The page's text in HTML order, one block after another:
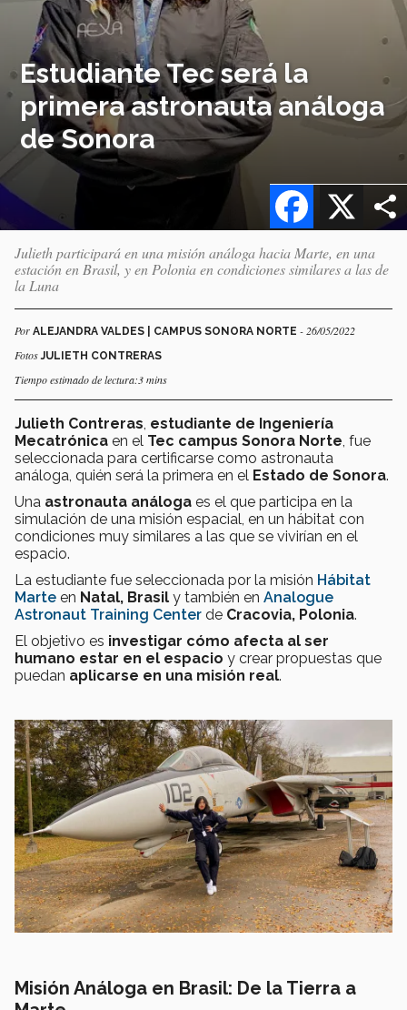
Estudiante Tec será la
primera astronauta análoga
de Sonora
X
Facebook
Julieth participará en una misión análoga hacia Marte, en una
estación en Brasil, y en Polonia en condiciones similares a las de
la Luna
Por ALEJANDRA VALDES | CAMPUS SONORA NORTE - 26/05/2022
FotosJULIETH CONTRERAS
Tiempo estimado de lectura:3 mins
Julieth Contreras estudiante de Ingeniería
Mecatrónica en el Tec campus Sonora Norte , fue
seleccionada para certificarse como astronauta
análoga , quién será la primera en el Estado de Sonora.
Una astronauta análoga es el que participa en la
simulación de una misión espacial , en un hábitat con
condiciones muy similares a las que se vivirían en el
espacio.
La estudiante fue seleccionada por la misión Hábitat
Marte en Natal, Brasil y también en Analogue
Astronaut Training Center de Cracovia, Polonia.
El objetivo es investigar cómo afecta al ser
humano estar en el espacio y crear propuestas que
puedan aplicarse en una misión real.
Misión Análoga en Brasil: De la Tierra a